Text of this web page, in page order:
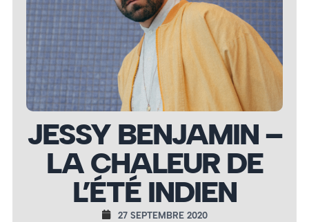
JESSY BENJAMIN –
LA CHALEUR DE
L’ÉTÉ INDIEN
27 SEPTEMBRE 2020